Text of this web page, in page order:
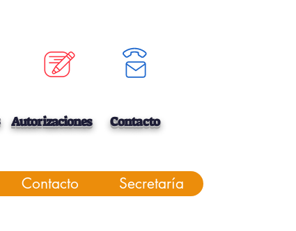
Autorizaciones Contacto
Contacto Secretaría